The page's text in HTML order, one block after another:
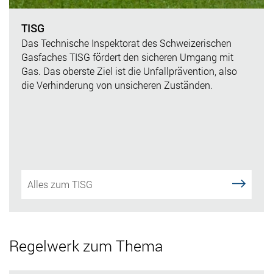
TISG
Das Technische Inspektorat des Schweizerischen
Gasfaches TISG fördert den sicheren Umgang mit
Gas. Das oberste Ziel ist die Unfallprävention, also
die Verhinderung von unsicheren Zuständen.
Alles zum TISG
Regelwerk zum Thema